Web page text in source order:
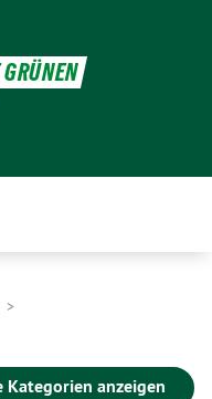
Kategorien anzeigen